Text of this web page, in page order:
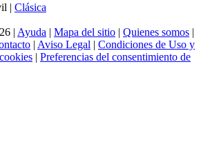
| Clásica
| Ayuda | Mapa del sitio | Quienes somos |
| Aviso Legal | Condiciones de Uso y
| Preferencias del consentimiento de